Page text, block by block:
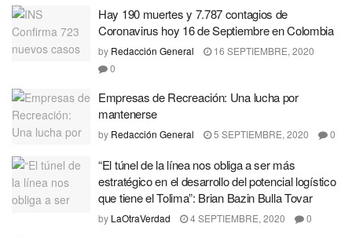
Hay 190 muertes y 7.787 contagios de
Coronavirus hoy 16 de Septiembre en Colombia
by Redacción General
16 SEPTIEMBRE, 2020
0
Empresas de Recreación: Una lucha por
mantenerse
by Redacción General 5 SEPTIEMBRE, 2020 0
“El túnel de la línea nos obliga a ser más
estratégico en el desarrollo del potencial logístico
que tiene el Tolima”: Brian Bazin Bulla Tovar
by LaOtraVerdad 4 SEPTIEMBRE, 2020 0